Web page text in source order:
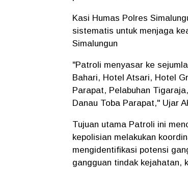
Kasi Humas Polres
sistematis untuk menjaga
Simalungun
"Patroli menyasar ke
Bahari, Hotel Atsari, Hotel
Parapat, Pelabuhan
Danau Toba Parapat," Ujar
Tujuan utama Patroli ini
kepolisian melakukan
mengidentifikasi potensi
gangguan tindak kejahatan,